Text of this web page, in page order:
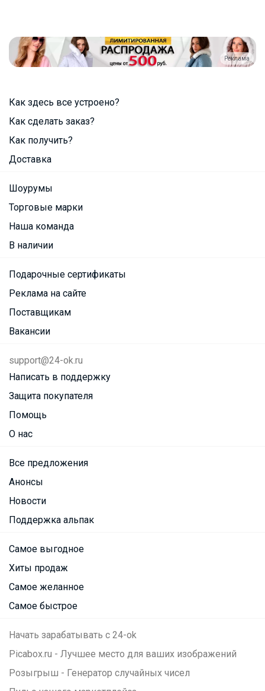
Реклама
Как здесь все устроено?
Как сделать заказ?
Как получить?
Доставка
Шоурумы
Торговые марки
Наша команда
В наличии
Подарочные сертификаты
Реклама на сайте
Поставщикам
Вакансии
support@24-ok.ru
Написать в поддержку
Защита покупателя
Помощь
О нас
Все предложения
Анонсы
Новости
Поддержка альпак
Самое выгодное
Хиты продаж
Самое желанное
Самое быстрое
Начать зарабатывать с 24-ok
Picabox.ru - Лучшее место для ваших изображений
Розыгрыш - Генератор случайных чисел